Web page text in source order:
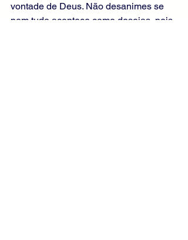
vontade de Deus. Não desanimes se
nem tudo acontece como desejas, pois